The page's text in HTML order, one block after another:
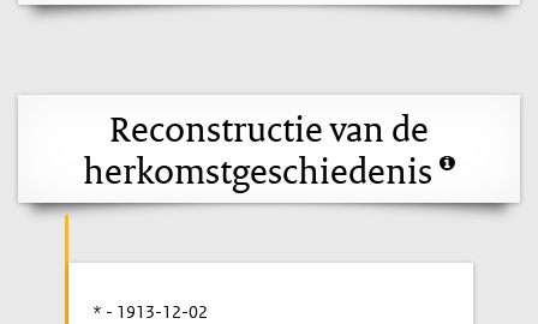
Reconstructie van de
herkomstgeschiedenis
* - 1913-12-02